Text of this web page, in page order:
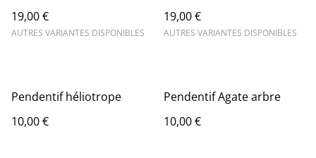
19,00 €
AUTRES VARIANTES DISPONIBLES
19,00 €
AUTRES VARIANTES DISPONIBLES
Pendentif héliotrope
10,00 €
Pendentif Agate arbre
10,00 €